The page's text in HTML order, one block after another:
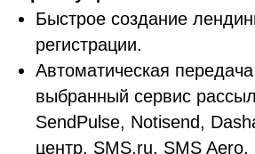
Быстрое создание
регистрации.
Автоматическая передача
выбранный сервис
SendPulse, Notisend,
центр, SMS.ru, SMS Aero,